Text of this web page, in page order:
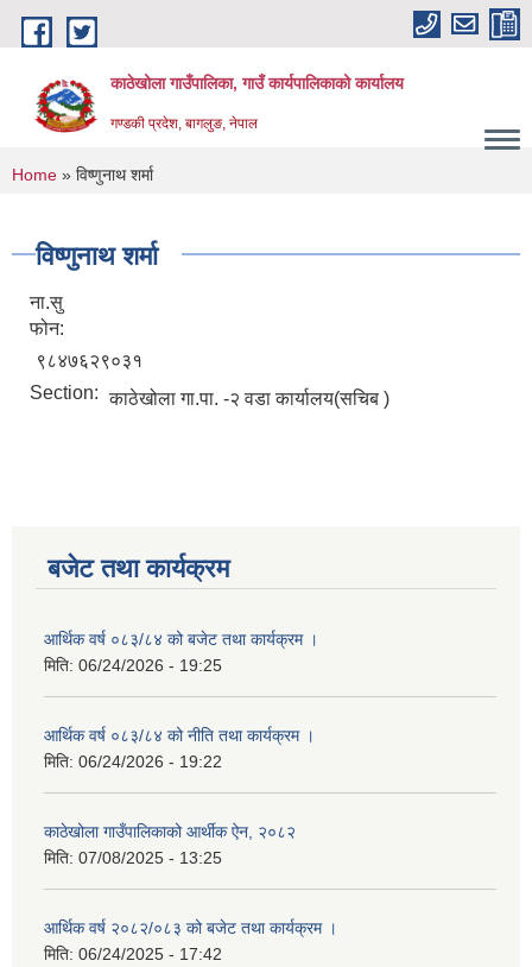
Skip to main content
काठेखोला गाउँपालिका, गाउँ कार्यपालिकाको कार्यालय
गण्डकी प्रदेश, बागलुङ, नेपाल
You are here
Home » विष्णुनाथ शर्मा
विष्णुनाथ शर्मा
ना.सु
फोन:
९८४७६२९०३१
Section: काठेखोला गा.पा. -२ वडा कार्यालय(सचिब )
बजेट तथा कार्यक्रम
आर्थिक वर्ष ०८३/८४ को बजेट तथा कार्यक्रम ।
मिति: 06/24/2026 - 19:25
आर्थिक वर्ष ०८३/८४ को नीति तथा कार्यक्रम ।
मिति: 06/24/2026 - 19:22
काठेखोला गाउँपालिकाको आर्थीक ऐन, २०८२
मिति: 07/08/2025 - 13:25
आर्थिक वर्ष २०८२/०८३ को बजेट तथा कार्यक्रम ।
मिति: 06/24/2025 - 17:42